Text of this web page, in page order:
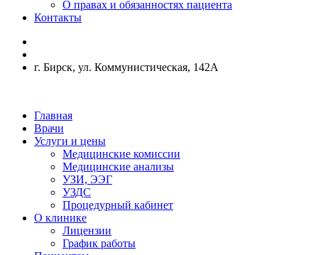
О правах и обязанностях пациента
Контакты
г. Бирск, ул. Коммунистическая, 142А
Главная
Врачи
Услуги и цены
Медицинские комиссии
Медицинские анализы
УЗИ, ЭЭГ
УЗДС
Процедурный кабинет
О клинике
Лицензии
График работы